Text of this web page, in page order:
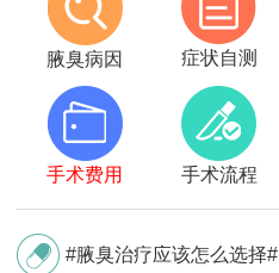
腋臭病因 症状自测
手术费用 手术流程
#腋臭治疗应该怎么选择#